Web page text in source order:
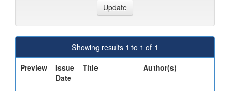
Showing results 1 to 1 of 1
Preview
Issue
Date
Title Author(s)